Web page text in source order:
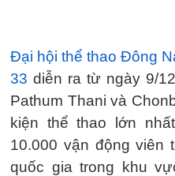
Đại hội thể thao Đông
33 diễn ra từ ngày 9/
Pathum Thani và
kiện thể thao lớn
10.000 vận động viên
quốc gia trong khu